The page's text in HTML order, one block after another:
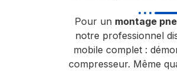
Pour un montage
notre professionnel
mobile complet :
compresseur. Même